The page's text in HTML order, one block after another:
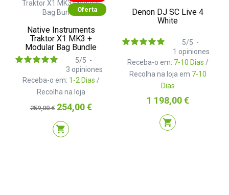
Oferta
Native Instruments
Traktor X1 MK3 +
Modular Bag Bundle
Receba-o em: 1-2 Dias /
Recolha na loja
5/5 -
3 opiniones
Preço
normal
259,00 € Preço
254,00 €
shopping_cart
Denon DJ SC Live 4
White
Receba-o em: 7-10 Dias /
Recolha na loja em 7-10
Dias
5/5 -
1 opiniones
Preço
1 198,00 €
shopping_cart